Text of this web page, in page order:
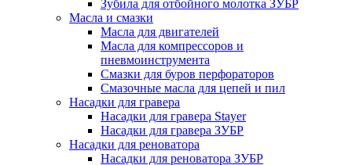
Зубила для отбойного молотка ЗУБР
Масла и смазки
Масла для двигателей
Масла для компрессоров и
пневмоинструмента
Смазки для буров перфораторов
Смазочные масла для цепей и пил
Насадки для гравера
Насадки для гравера Stayer
Насадки для гравера ЗУБР
Насадки для реноватора
Насадки для реноватора ЗУБР